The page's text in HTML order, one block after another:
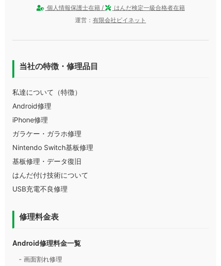
個人情報保護士在籍 /
はんだ検定一級合格者在籍
運営： 有限会社ビイネット
当社の特徴・修理品目
私達について（特徴）
Android修理
iPhone修理
ガラケー・ガラホ修理
Nintendo Switch基板修理
基板修理・データ復旧
はんだ付け技術について
USB充電不良修理
修理料金表
Android修理料金一覧
- 画面割れ修理